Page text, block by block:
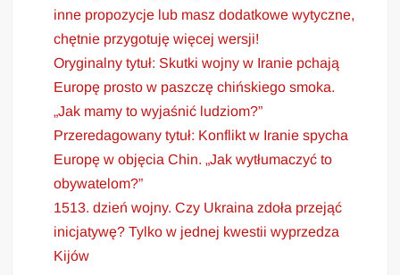
inne propozycje lub masz dodatkowe wytyczne,
chętnie przygotuję więcej wersji!
Oryginalny tytuł: Skutki wojny w Iranie pchają
Europę prosto w paszczę chińskiego smoka.
„Jak mamy to wyjaśnić ludziom?”
Przeredagowany tytuł: Konflikt w Iranie spycha
Europę w objęcia Chin. „Jak wytłumaczyć to
obywatelom?”
1513. dzień wojny. Czy Ukraina zdoła przejąć
inicjatywę? Tylko w jednej kwestii wyprzedza
Kijów